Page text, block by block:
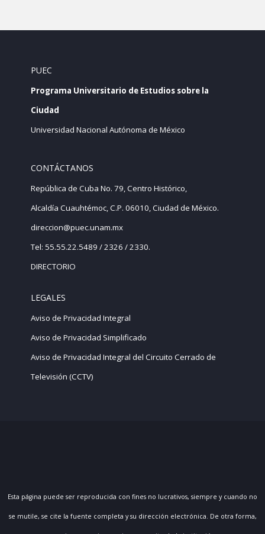
PUEC
Programa Universitario de Estudios sobre la
Ciudad
Universidad Nacional Autónoma de México
CONTÁCTANOS
República de Cuba No. 79, Centro Histórico,
Alcaldía Cuauhtémoc, C.P. 06010, Ciudad de México.
direccion@puec.unam.mx
Tel: 55.55.22.5489 / 2326 / 2330.
DIRECTORIO
LEGALES
Aviso de Privacidad Integral
Aviso de Privacidad Simplificado
Aviso de Privacidad Integral del Circuito Cerrado de
Televisión (CCTV)
Esta página puede ser reproducida con fines no lucrativos, siempre y cuando no
se mutile, se cite la fuente completa y su dirección electrónica. De otra forma,